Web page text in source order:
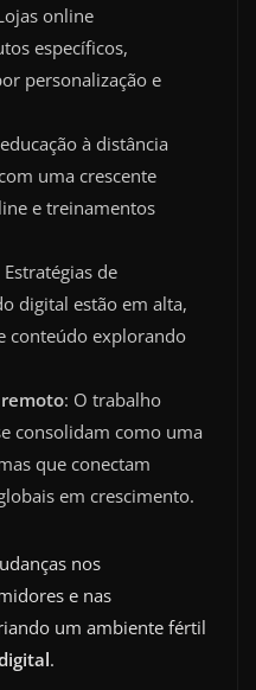
online
específicos,
personalização e
à distância
uma crescente
e treinamentos
Estratégias de
digital estão em alta,
conteúdo explorando
: O trabalho
consolidam como uma
que conectam
em crescimento.
nos
e nas
um ambiente fértil
.